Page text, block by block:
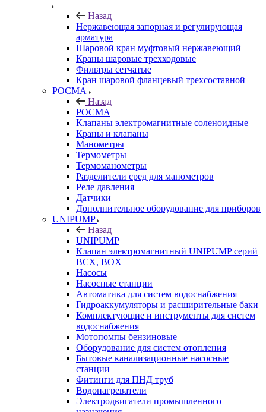
Назад
Нержавеющая запорная и регулирующая
арматура
Шаровой кран муфтовый нержавеющий
Краны шаровые трехходовые
Фильтры сетчатые
Кран шаровой фланцевый трехсоставной
РОСМА
Назад
РОСМА
Клапаны электромагнитные соленоидные
Краны и клапаны
Манометры
Термометры
Термоманометры
Разделители сред для манометров
Реле давления
Датчики
Дополнительное оборудование для приборов
UNIPUMP
Назад
UNIPUMP
Клапан электромагнитный UNIPUMP серий
BCX, BOX
Насосы
Насосные станции
Автоматика для систем водоснабжения
Гидроаккумуляторы и расширительные баки
Комплектующие и инструменты для систем
водоснабжения
Мотопомпы бензиновые
Оборудование для систем отопления
Бытовые канализационные насосные
станции
Фитинги для ПНД труб
Водонагреватели
Электродвигатели промышленного